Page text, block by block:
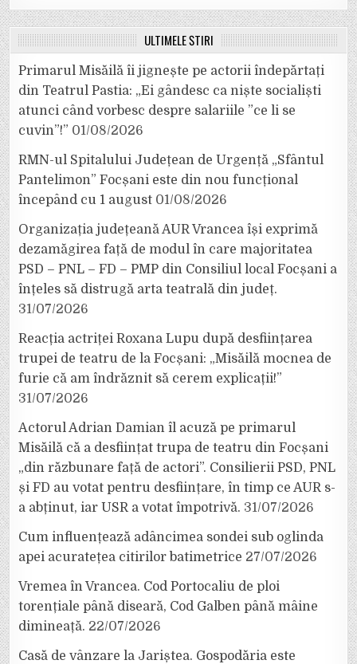
ULTIMELE ȘTIRI
Primarul Misăilă îi jignește pe actorii îndepărtați
din Teatrul Pastia: „Ei gândesc ca niște socialiști
atunci când vorbesc despre salariile ”ce li se
cuvin”!” 01/08/2026
RMN-ul Spitalului Județean de Urgență „Sfântul
Pantelimon” Focșani este din nou funcțional
începând cu 1 august 01/08/2026
Organizația județeană AUR Vrancea își exprimă
dezamăgirea față de modul în care majoritatea
PSD – PNL – FD – PMP din Consiliul local Focșani a
înțeles să distrugă arta teatrală din județ.
31/07/2026
Reacția actriței Roxana Lupu după desființarea
trupei de teatru de la Focșani: „Misăilă mocnea de
furie că am îndrăznit să cerem explicații!”
31/07/2026
Actorul Adrian Damian îl acuză pe primarul
Misăilă că a desființat trupa de teatru din Focșani
„din răzbunare față de actori”. Consilierii PSD, PNL
și FD au votat pentru desființare, în timp ce AUR s-
a abținut, iar USR a votat împotrivă. 31/07/2026
Cum influențează adâncimea sondei sub oglinda
apei acuratețea citirilor batimetrice 27/07/2026
Vremea în Vrancea. Cod Portocaliu de ploi
torențiale până diseară, Cod Galben până mâine
dimineață. 22/07/2026
Casă de vânzare la Jariștea. Gospodăria este